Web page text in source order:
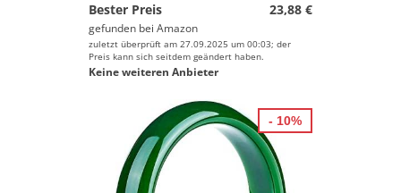
Bester Preis
23,88 €
gefunden bei Amazon
zuletzt überprüft am 27.09.2025 um 00:03; der
Preis kann sich seitdem geändert haben.
Keine weiteren Anbieter
- 10%